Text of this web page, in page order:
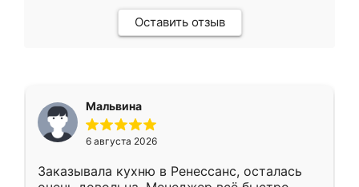
Оставить отзыв
Мальвина
6 августа 2026
Заказывала кухню в Ренессанс, осталась